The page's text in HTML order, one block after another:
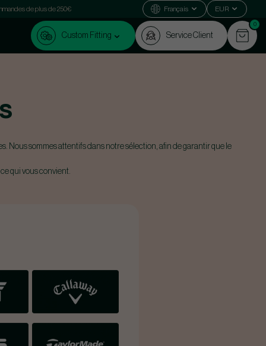
de plus de 250€ Français EUR
Custom Fitting Service Client
0
Nous sommes attentifs dans notre sélection, afin de garantir que le
qui vous convient.